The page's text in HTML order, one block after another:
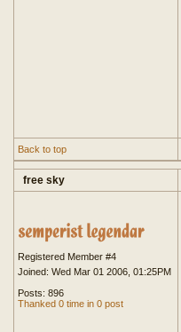
Back to top
free sky
Registered Member #4
Joined: Wed Mar 01 2006, 01:25PM
Posts: 896
Thanked 0 time in 0 post